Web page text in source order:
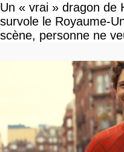
Un « vrai » dragon de
survole le Royaume-
scène, personne ne